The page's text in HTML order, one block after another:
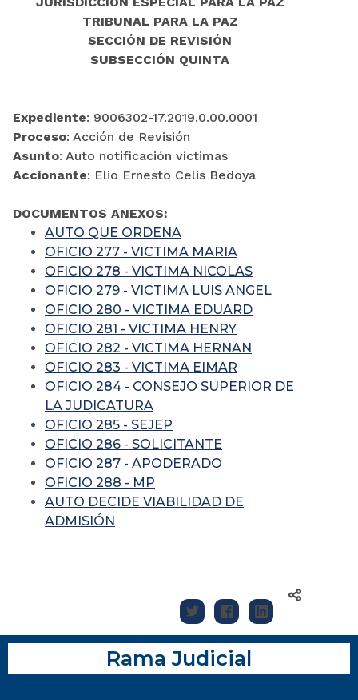
TRIBUNAL PARA LA PAZ
SECCIÓN DE REVISIÓN
SUBSECCIÓN QUINTA
Expediente: 9006302-17.2019.0.00.0001
Proceso: Acción de Revisión
Asunto: Auto notificación víctimas
Accionante: Elio Ernesto Celis Bedoya
DOCUMENTOS ANEXOS:
AUTO QUE ORDENA
OFICIO 277 - VICTIMA MARIA
OFICIO 278 - VICTIMA NICOLAS
OFICIO 279 - VICTIMA LUIS ANGEL
OFICIO 280 - VICTIMA EDUARD
OFICIO 281 - VICTIMA HENRY
OFICIO 282 - VICTIMA HERNAN
OFICIO 283 - VICTIMA EIMAR
OFICIO 284 - CONSEJO SUPERIOR DE
LA JUDICATURA
OFICIO 285 - SEJEP
OFICIO 286 - SOLICITANTE
OFICIO 287 - APODERADO
OFICIO 288 - MP
AUTO DECIDE VIABILIDAD DE
ADMISIÓN
Rama Judicial